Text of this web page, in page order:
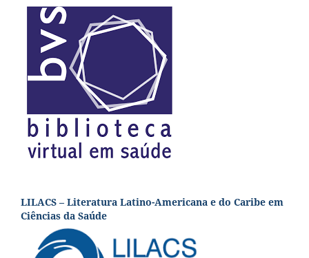
LILACS – Literatura Latino-Americana e do Caribe em
Ciências da Saúde